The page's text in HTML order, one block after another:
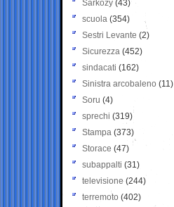
Sarkozy (43)
scuola (354)
Sestri Levante (2)
Sicurezza (452)
sindacati (162)
Sinistra arcobaleno (11)
Soru (4)
sprechi (319)
Stampa (373)
Storace (47)
subappalti (31)
televisione(244)
terremoto (402)